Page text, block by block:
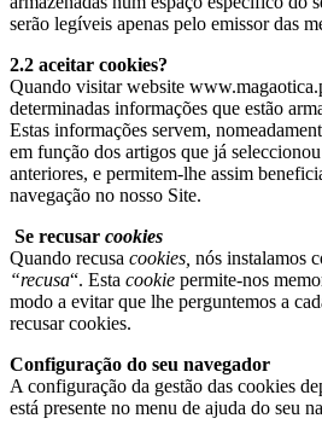
serão legíveis apenas pelo emissor das
2.2 aceitar cookies?
Quando visitar website
determinadas informações que estão
Estas informações servem,
em função dos artigos que já
anteriores, e permitem-lhe assim
navegação no nosso Site.
Se recusar cookies
Quando recusa cookies, nós instalamos
“recusa“. Esta cookie permite-nos
modo a evitar que lhe perguntemos a
recusar cookies.
Configuração do seu navegador
A configuração da gestão das cookies
está presente no menu de ajuda do seu